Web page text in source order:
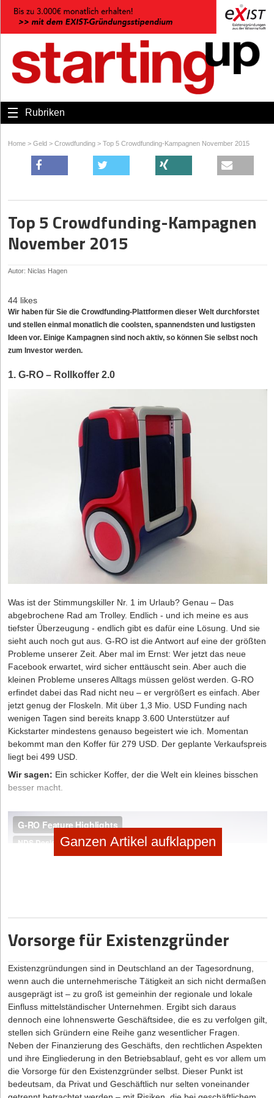
Rubriken
Home > Geld > Crowdfunding > Top 5 Crowdfunding-Kampagnen November 2015
Top 5 Crowdfunding-Kampagnen
November 2015
Autor: Niclas Hagen
44 likes
Wir haben für Sie die Crowdfunding-Plattformen dieser Welt durchforstet
und stellen einmal monatlich die coolsten, spannendsten und lustigsten
Ideen vor. Einige Kampagnen sind noch aktiv, so können Sie selbst noch
zum Investor werden.
1. G-RO – Rollkoffer 2.0
Was ist der Stimmungskiller Nr. 1 im Urlaub? Genau – Das
abgebrochene Rad am Trolley. Endlich - und ich meine es aus
tiefster Überzeugung - endlich gibt es dafür eine Lösung. Und sie
sieht auch noch gut aus. G-RO ist die Antwort auf eine der größten
Probleme unserer Zeit. Aber mal im Ernst: Wer jetzt das neue
Facebook erwartet, wird sicher enttäuscht sein. Aber auch die
kleinen Probleme unseres Alltags müssen gelöst werden. G-RO
erfindet dabei das Rad nicht neu – er vergrößert es einfach. Aber
jetzt genug der Floskeln. Mit über 1,3 Mio. USD Funding nach
wenigen Tagen sind bereits knapp 3.600 Unterstützer auf
Kickstarter mindestens genauso begeistert wie ich. Momentan
bekommt man den Koffer für 279 USD. Der geplante Verkaufspreis
liegt bei 499 USD.
Wir sagen: Ein schicker Koffer, der die Welt ein kleines bisschen
besser macht.
2. solidLUUV – Smartphone Steadycam
Ganzen Artikel aufklappen
Vorsorge für Existenzgründer
Existenzgründungen sind in Deutschland an der Tagesordnung,
wenn auch die unternehmerische Tätigkeit an sich nicht dermaßen
ausgeprägt ist – zu groß ist gemeinhin der regionale und lokale
Einfluss mittelständischer Unternehmen. Ergibt sich daraus
dennoch eine lohnenswerte Geschäftsidee, die es zu verfolgen gilt,
stellen sich Gründern eine Reihe ganz wesentlicher Fragen.
Neben der Finanzierung des Geschäfts, den rechtlichen Aspekten
und ihre Eingliederung in den Betriebsablauf, geht es vor allem um
die Vorsorge für den Existenzgründer selbst. Dieser Punkt ist
bedeutsam, da Privat und Geschäftlich nur selten voneinander